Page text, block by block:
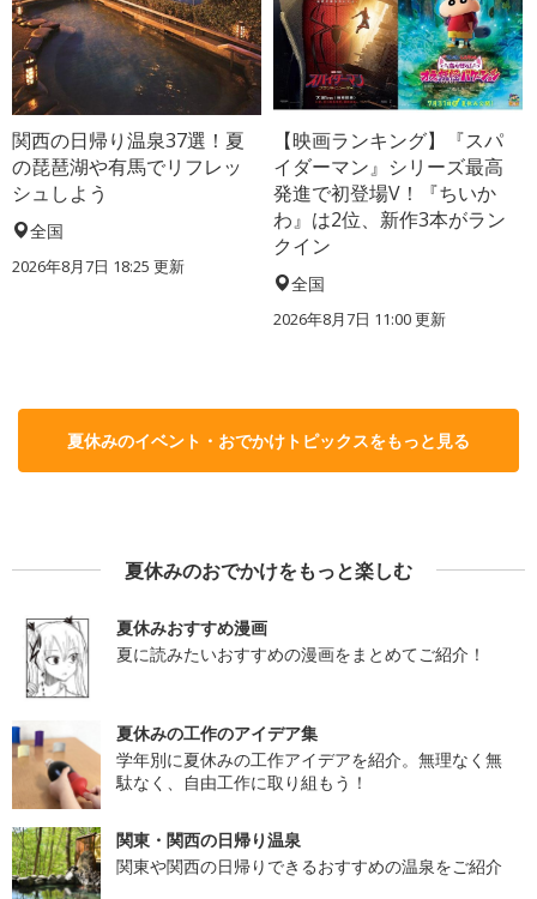
関西の日帰り温泉37選！夏
の琵琶湖や有馬でリフレッ
シュしよう
全国
2026年8月7日 18:25 更新
【映画ランキング】『スパ
イダーマン』シリーズ最高
発進で初登場V！『ちいか
わ』は2位、新作3本がラン
クイン
全国
2026年8月7日 11:00更新
夏休みのイベント・おでかけトピックスをもっと見る
夏休みのおでかけをもっと楽しむ
夏休みおすすめ漫画
夏に読みたいおすすめの漫画をまとめてご紹介！
夏休みの工作のアイデア集
学年別に夏休みの工作アイデアを紹介。無理なく無
駄なく、自由工作に取り組もう！
関東・関西の日帰り温泉
関東や関西の日帰りできるおすすめの温泉をご紹介